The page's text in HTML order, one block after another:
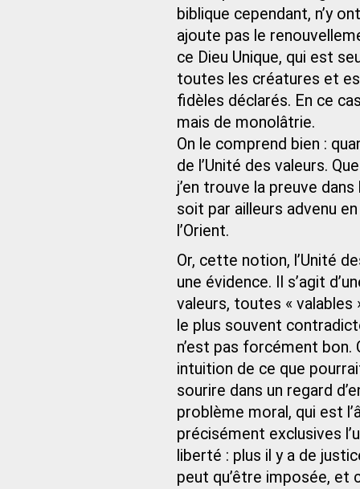
biblique cependant, n’y
ajoute pas le
ce Dieu Unique, qui est
toutes les créatures et
fidèles déclarés. En ce
mais de monolâtrie.
On le comprend bien :
de l’Unité des valeurs.
j’en trouve la preuve dans
soit par ailleurs advenu
l’Orient.
Or, cette notion, l’Unité
une évidence. Il s’agit
valeurs, toutes «
le plus souvent
n’est pas forcément bon.
intuition de ce que
sourire dans un regard
problème moral, qui est
précisément exclusives
liberté : plus il y a de
peut qu’être imposée, et